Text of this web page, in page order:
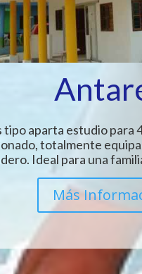
tipo aparta estudio para
totalmente
Ideal para una
Más